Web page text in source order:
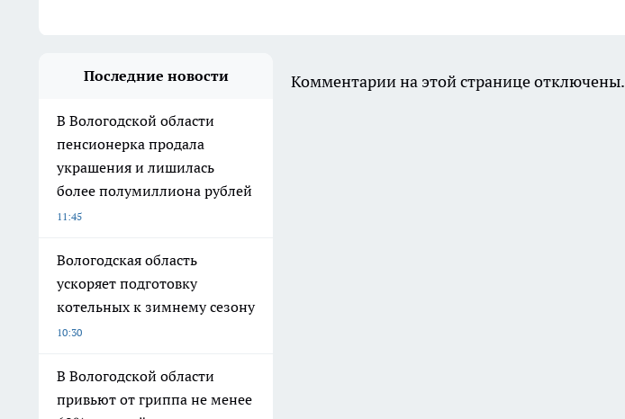
Последние новости
В Вологодской области
пенсионерка продала
украшения и лишилась
более полумиллиона рублей
11:45
Вологодская область
ускоряет подготовку
котельных к зимнему сезону
10:30
В Вологодской области
привьют от гриппа не менее
Комментарии на этой странице отключены.